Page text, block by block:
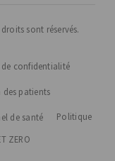
sont réservés.
confidentialité
patients
de santé Politique
ZERO